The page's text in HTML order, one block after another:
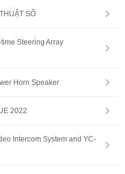
SỐ
Steering Array
Horn Speaker
2022
Intercom System and YC-